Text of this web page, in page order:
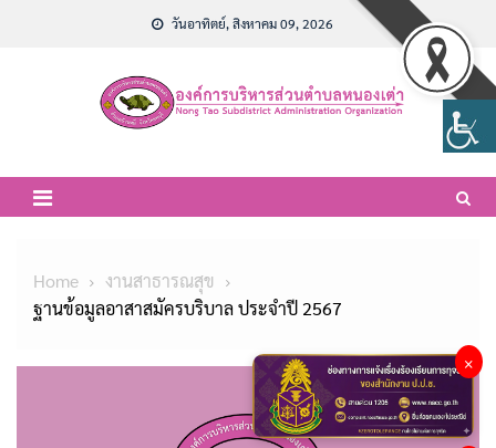
วันอาทิตย์, สิงหาคม 09, 2026
Home
งานสาธารณสุข
ฐานข้อมูลอาสาสมัครบริบาล ประจำปี 2567
×